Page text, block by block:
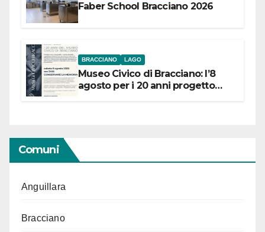
Faber School Bracciano 2026
BRACCIANO LAGO
Museo Civico di Bracciano: l’8
agosto per i 20 anni progetto
Comuni
Anguillara
Bracciano